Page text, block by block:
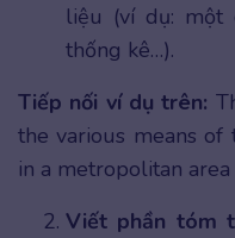
liệu (ví dụ: một
thống kê…).
Tiếp nối ví dụ trên:
the various means
in a metropolitan
Viết phần tóm